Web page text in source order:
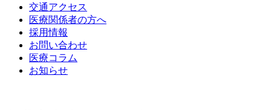
交通アクセス
医療関係者の方へ
採用情報
お問い合わせ
医療コラム
お知らせ